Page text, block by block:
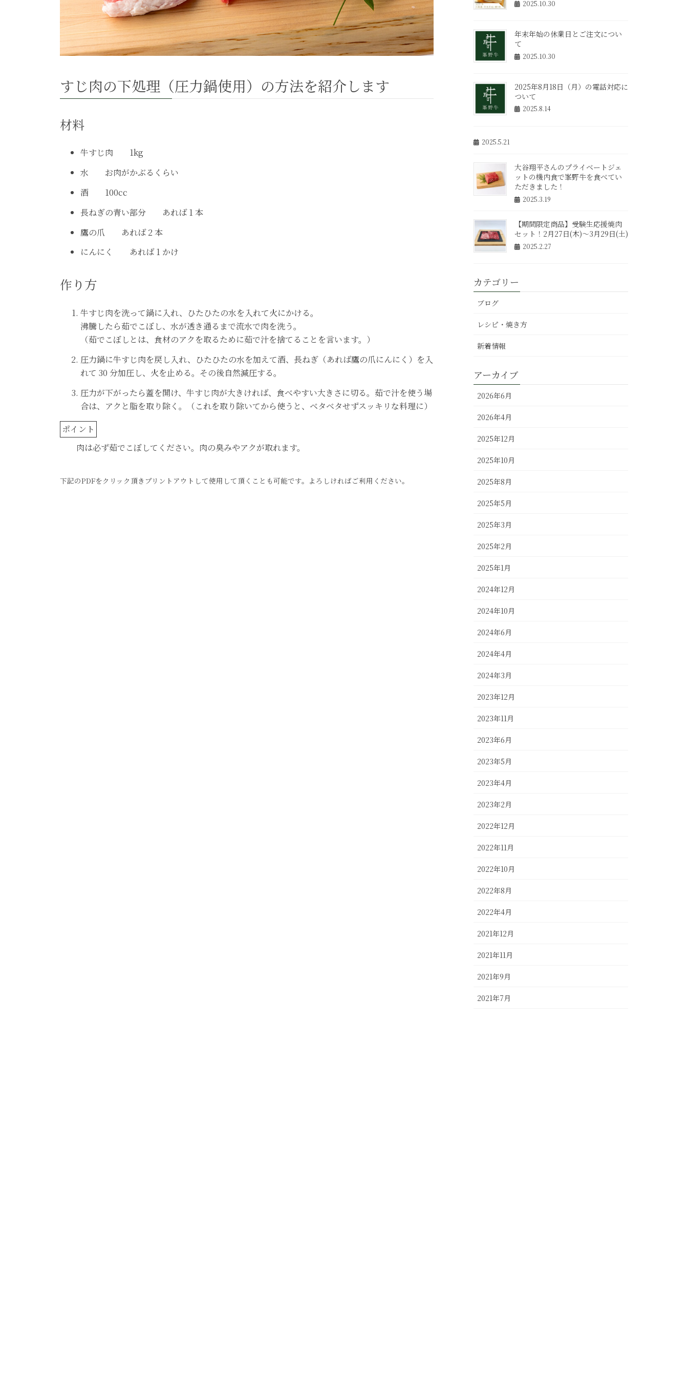
すじ肉の下処理（圧力鍋使用）の方法を紹介します
材料
牛すじ肉 1kg
水 お肉がかぶるくらい
酒 100cc
長ねぎの青い部分 あれば 1 本
鷹の爪 あれば 2 本
にんにく あれば 1 かけ
作り方
牛すじ肉を洗って鍋に入れ、ひたひたの水を入れて火にかける。
沸騰したら茹でこぼし、水が透き通るまで流水で肉を洗う。
（茹でこぼしとは、食材のアクを取るために茹で汁を捨てることを言います。）
圧力鍋に牛すじ肉を戻し入れ、ひたひたの水を加えて酒、長ねぎ（あれば鷹の爪にんにく）を入
れて 30 分加圧し、火を止める。その後自然減圧する。
圧力が下がったら蓋を開け、牛すじ肉が大きければ、食べやすい大きさに切る。茹で汁を使う場
合は、アクと脂を取り除く。（これを取り除いてから使うと、ベタベタせずスッキリな料理に）
肉は必ず茹でこぼしてください。肉の臭みやアクが取れます。
2025.10.30
年末年始の休業日とご注文につい
て
2025.10.30
2025年8月18日（月）の電話対応に
ついて
2025.8.14
2025.5.21
大谷翔平さんのプライベートジェ
ットの機内食で峯野牛を食べてい
ただきました！
2025.3.19
【期間限定商品】受験生応援焼肉
セット！2月27日(木)～3月29日(土)
2025.2.27
カテゴリー
ブログ
レシピ・焼き方
新着情報
アーカイブ
2026年6月
2026年4月
2025年12月
2025年10月
2025年8月
2025年5月
2025年3月
2025年2月
2025年1月
2024年12月
2024年10月
2024年6月
2024年4月
2024年3月
2023年12月
2023年11月
2023年6月
2023年5月
2023年4月
2023年2月
2022年12月
2022年11月
2022年10月
2022年8月
2022年4月
2021年12月
2021年11月
2021年9月
2021年7月